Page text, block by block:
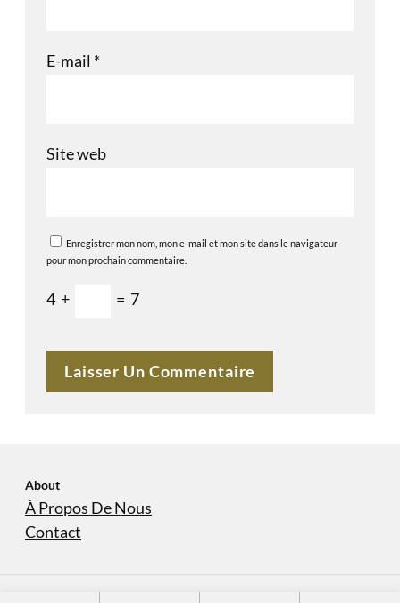
E-mail *
Site web
Enregistrer mon nom, mon e-mail et mon site dans le navigateur
pour mon prochain commentaire.
4 + = 7
About
À Propos De Nous
Contact